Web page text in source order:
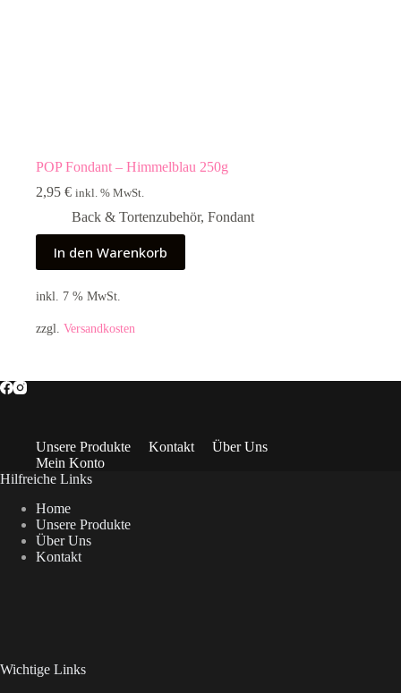
POP Fondant – Himmelblau 250g
2,95 € inkl. % MwSt.
Back & Tortenzubehör, Fondant
In den Warenkorb
inkl. 7 % MwSt.
zzgl. Versandkosten
Unsere Produkte Kontakt
Über Uns
Mein Konto
Hilfreiche Links
Home
Unsere Produkte
Über Uns
Kontakt
Wichtige Links